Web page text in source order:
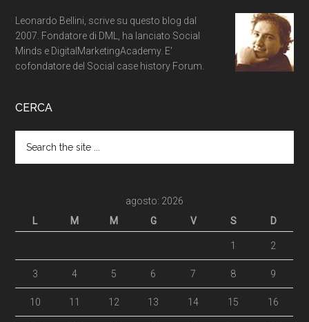
Leonardo Bellini, scrive su questo blog dal
2007. Fondatore di DML, ha lanciato Social
Minds e DigitalMarketingAcademy. E'
cofondatore del Social case history Forum.
CERCA
agosto: 2026
L
M M G V S D
1 2
3 4 5 6 7 8 9
10 11 12 13 14 15 16